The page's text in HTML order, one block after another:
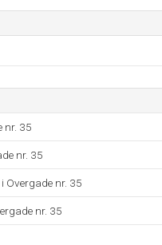
nr. 35
nr. 35
Overgade nr. 35
nr. 35